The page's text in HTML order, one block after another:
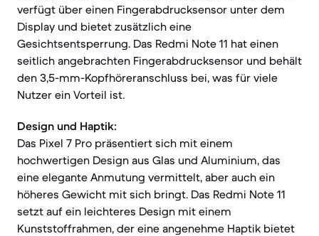
verfügt über einen Fingerabdrucksensor unter dem
Display und bietet zusätzlich eine
Gesichtsentsperrung. Das Redmi Note 11 hat einen
seitlich angebrachten Fingerabdrucksensor und behält
den 3,5-mm-Kopfhöreranschluss bei, was für viele
Nutzer ein Vorteil ist.
Design und Haptik:
Das Pixel 7 Pro präsentiert sich mit einem
hochwertigen Design aus Glas und Aluminium, das
eine elegante Anmutung vermittelt, aber auch ein
höheres Gewicht mit sich bringt. Das Redmi Note 11
setzt auf ein leichteres Design mit einem
Kunststoffrahmen, der eine angenehme Haptik bietet